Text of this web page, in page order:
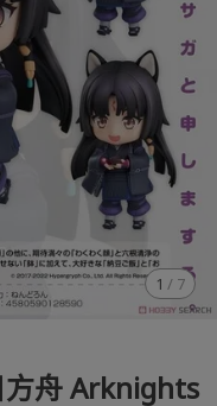
1 / 7
方舟 Arknights